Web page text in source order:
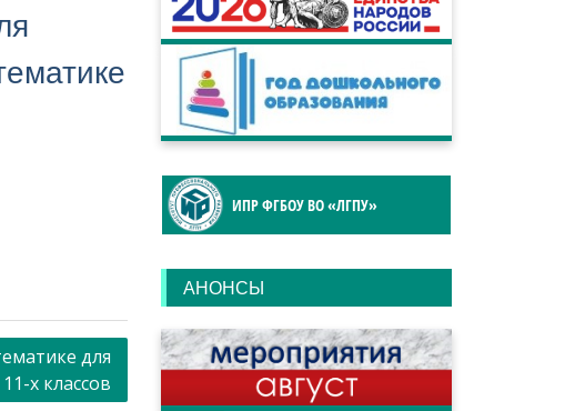
для
х классов
ИПР ФГБОУ ВО «ЛГПУ»
АНОНСЫ